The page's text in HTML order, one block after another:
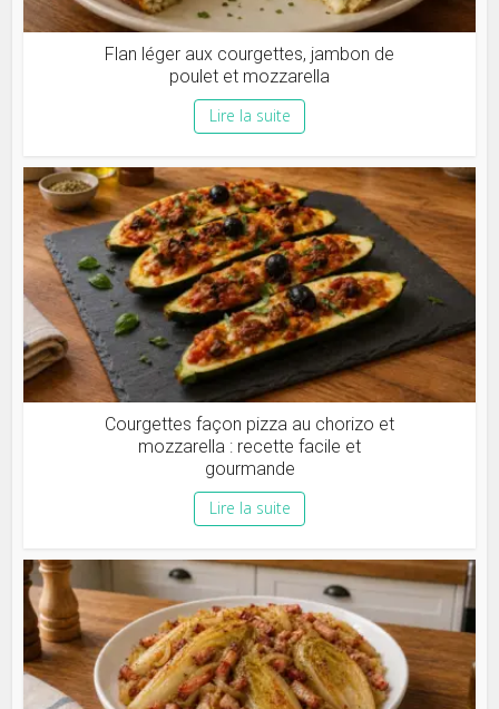
Flan léger aux courgettes, jambon de
poulet et mozzarella
Lire la suite
Courgettes façon pizza au chorizo et
mozzarella : recette facile et
gourmande
Lire la suite